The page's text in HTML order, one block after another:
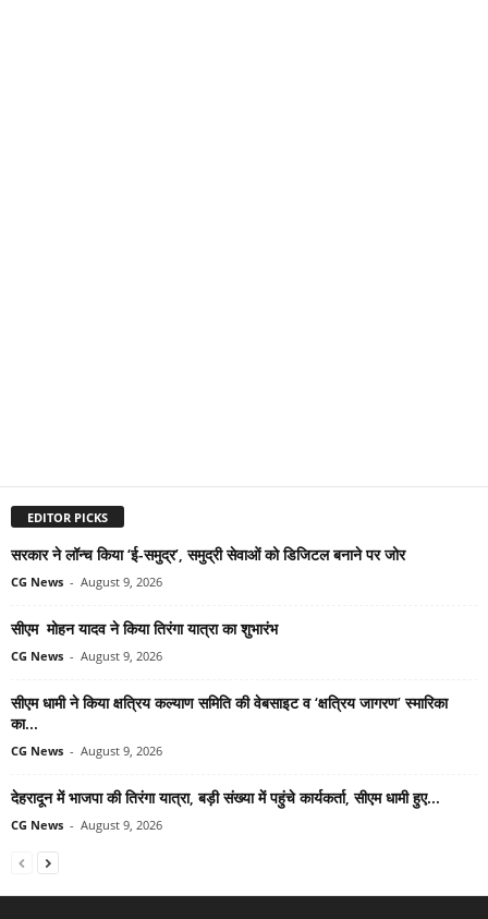
EDITOR PICKS
सरकार ने लॉन्च किया ‘ई-समुद्र’, समुद्री सेवाओं को डिजिटल बनाने पर जोर
CG News - August 9, 2026
सीएम मोहन यादव ने किया तिरंगा यात्रा का शुभारंभ
CG News - August 9, 2026
सीएम धामी ने किया क्षत्रिय कल्याण समिति की वेबसाइट व ‘क्षत्रिय जागरण’ स्मारिका
का...
CG News - August 9, 2026
देहरादून में भाजपा की तिरंगा यात्रा, बड़ी संख्या में पहुंचे कार्यकर्ता, सीएम धामी हुए...
CG News - August 9, 2026